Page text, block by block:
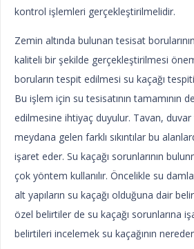
kontrol işlemleri gerçekleştirilmelidir.
Zemin altında bulunan tesisat
kaliteli bir şekilde gerçekleştirilmesi
boruların tespit edilmesi su kaçağı
Bu işlem için su tesisatının tamamının
edilmesine ihtiyaç duyulur. Tavan,
meydana gelen farklı sıkıntılar bu
işaret eder. Su kaçağı sorunlarının
çok yöntem kullanılır. Öncelikle su
alt yapıların su kaçağı olduğuna dair
özel belirtiler de su kaçağı sorunlarına
belirtileri incelemek su kaçağının